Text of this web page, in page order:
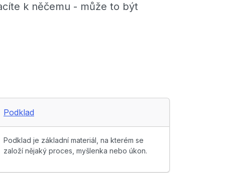
k něčemu - může to být
Podklad
Podklad je základní materiál, na kterém se
založí nějaký proces, myšlenka nebo úkon.